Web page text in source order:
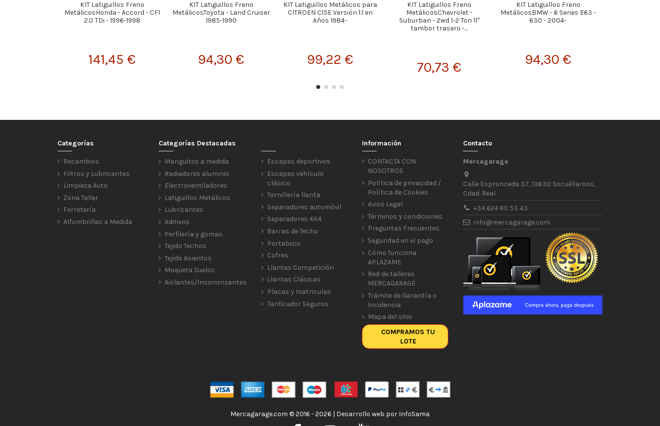
KIT Latiguillos Freno
MetálicosHonda - Accord - CF1
2.0 TDi - 1996-1998
141,45 €
KIT Latiguillos Freno
MetálicosToyota - Land Cruiser
1985-1990
94,30 €
KIT Latiguillos Metálicos para
CITROEN C15E Versión 1.1 en
Años 1984-
99,22 €
KIT Latiguillos Freno
MetálicosChevrolet -
Suburban - 2wd 1-2 Ton 11"
tambor trasero -...
70,73 €
KIT Latiguillos Freno
MetálicosBMW - 6 Series E63 -
630 - 2004-
94,30 €
Categorías
Recambios
Filtros y Lubricantes
Limpieza Auto
Zona Taller
Ferretería
Alfombrillas a Medida
Categorías Destacadas
Manguitos a medida
Radiadores aluminio
Electroventiladores
Latiguillos Metálicos
Lubricantes
Aditivos
Perfilería y gomas
Tejido Techos
Tejido Asientos
Moqueta Suelos
Aislantes/Insonorizantes
Escapes deportivos
Escapes vehículo
clásico
Tornillería llanta
Separadores automóvil
Separadores 4X4
Barras de Techo
Portabicis
Cofres
Llantas Competición
Llantas Clásicas
Placas y matriculas
Tarificador Seguros
Información
CONTACTA CON
NOSOTROS
Política de privacidad /
Política de Cookies
Aviso Legal
Términos y condiciones
Preguntas Frecuentes
Seguridad en el pago
Cómo funciona
APLAZAME
Red de talleres
MERCAGARAGE
Trámite de Garantía o
Incidencia
Mapa del sitio
COMPRAMOS TU
LOTE
Contacto
Mercagarage
Calle Espronceda 37, 13630 Socuéllamos,
Cdad. Real
+34 624 60 53 43
info@mercagarage.com
Mercagarage.com © 2016 - 2026 | Desarrollo web por InfoSama